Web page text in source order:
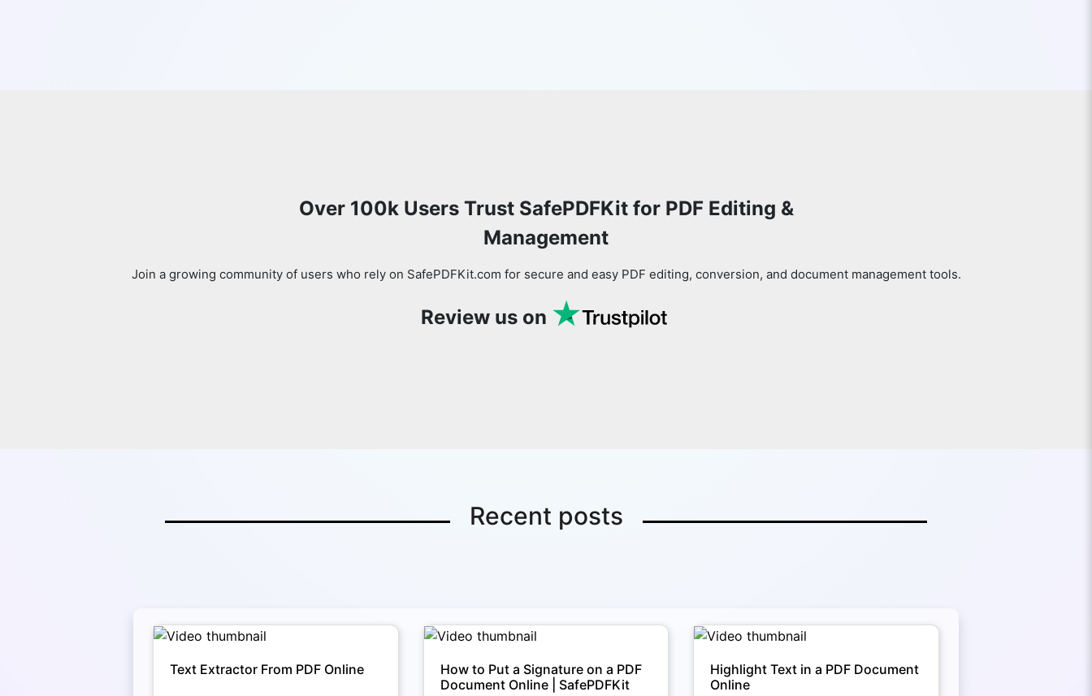
Over 100k Users Trust SafePDFKit for PDF Editing &
Management
Join a growing community of users who rely on SafePDFKit.com for secure and easy PDF editing, conversion, and document management tools.
Review us on
Recent posts
Text Extractor From PDF Online
How to Put a Signature on a PDF
Document Online | SafePDFKit
Highlight Text in a PDF Document
Online